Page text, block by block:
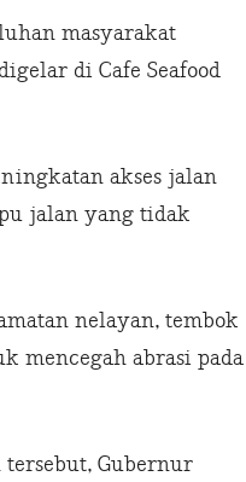
masyarakat
di Cafe Seafood
akses jalan
jalan yang tidak
nelayan, tembok
mencegah abrasi pada
Gubernur